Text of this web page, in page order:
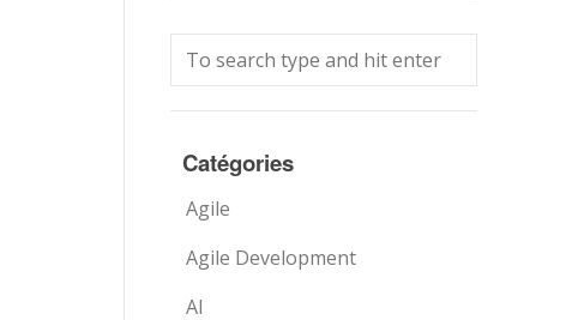
Catégories
Agile
Agile Development
AI